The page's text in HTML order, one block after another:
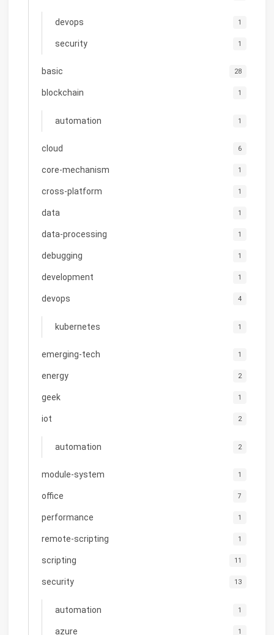
devops 1
security 1
basic 28
blockchain 1
automation 1
cloud 6
core-mechanism 1
cross-platform 1
data 1
data-processing 1
debugging 1
development 1
devops 4
kubernetes 1
emerging-tech 1
energy 2
geek 1
iot 2
automation 2
module-system 1
office 7
performance 1
remote-scripting 1
scripting 11
security 13
automation 1
azure 1